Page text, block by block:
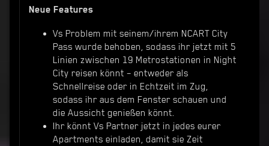
Neue Features
Vs Problem mit seinem/ihrem NCART City
Pass wurde behoben, sodass ihr jetzt mit 5
Linien zwischen 19 Metrostationen in Night
City reisen könnt – entweder als
Schnellreise oder in Echtzeit im Zug,
sodass ihr aus dem Fenster schauen und
die Aussicht genießen könnt.
Ihr könnt Vs Partner jetzt in jedes eurer
Apartments einladen, damit sie Zeit